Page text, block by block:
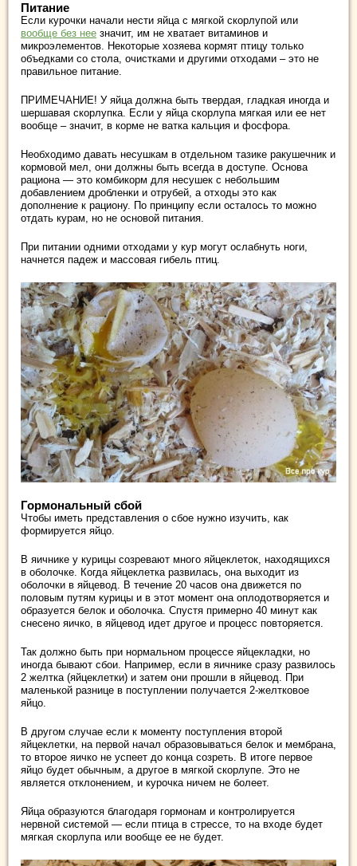
Питание
Если курочки начали нести яйца с мягкой скорлупой или
вообще без нее значит, им не хватает витаминов и
микроэлементов. Некоторые хозяева кормят птицу только
объедками со стола, очистками и другими отходами – это не
правильное питание.
ПРИМЕЧАНИЕ! У яйца должна быть твердая, гладкая иногда и
шершавая скорлупка. Если у яйца скорлупа мягкая или ее нет
вообще – значит, в корме не ватка кальция и фосфора.
Необходимо давать несушкам в отдельном тазике ракушечник и
кормовой мел, они должны быть всегда в доступе. Основа
рациона — это комбикорм для несушек с небольшим
добавлением дробленки и отрубей, а отходы это как
дополнение к рациону. По принципу если осталось то можно
отдать курам, но не основой питания.
При питании одними отходами у кур могут ослабнуть ноги,
начнется падеж и массовая гибель птиц.
Гормональный сбой
Чтобы иметь представления о сбое нужно изучить, как
формируется яйцо.
В яичнике у курицы созревают много яйцеклеток, находящихся
в оболочке. Когда яйцеклетка развилась, она выходит из
оболочки в яйцевод. В течение 20 часов она движется по
половым путям курицы и в этот момент она оплодотворяется и
образуется белок и оболочка. Спустя примерно 40 минут как
снесено яичко, в яйцевод идет другое и процесс повторяется.
Так должно быть при нормальном процессе яйцекладки, но
иногда бывают сбои. Например, если в яичнике сразу развилось
2 желтка (яйцеклетки) и затем они прошли в яйцевод. При
маленькой разнице в поступлении получается 2-желтковое
яйцо.
В другом случае если к моменту поступления второй
яйцеклетки, на первой начал образовываться белок и мембрана,
то второе яичко не успеет до конца созреть. В итоге первое
яйцо будет обычным, а другое в мягкой скорлупе. Это не
является отклонением, и курочка ничем не болеет.
Яйца образуются благодаря гормонам и контролируется
нервной системой — если птица в стрессе, то на входе будет
мягкая скорлупа или вообще ее не будет.